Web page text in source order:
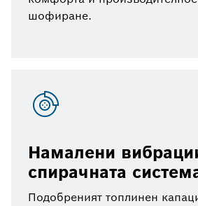
шофиране.
Намалени
спирачната
Подобреният топлинен